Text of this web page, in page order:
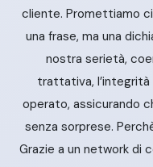
cliente. Promettiamo
una frase, ma una
nostra serietà,
trattativa, l’integrità
operato, assicurando
senza sorprese.
Grazie a un network di